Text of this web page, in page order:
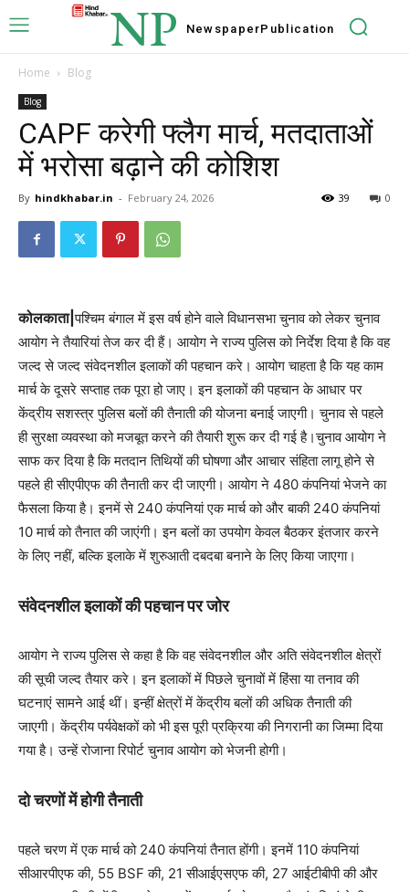
NP NewspaperPublication
Home Blog
Blog
CAPF करेगी फ्लैग मार्च, मतदाताओं
में भरोसा बढ़ाने की कोशिश
By hindkhabar.in - February 24, 2026 0
39
कोलकाता|पश्चिम बंगाल में इस वर्ष होने वाले विधानसभा चुनाव को लेकर चुनाव
आयोग ने तैयारियां तेज कर दी हैं। आयोग ने राज्य पुलिस को निर्देश दिया है कि वह
जल्द से जल्द संवेदनशील इलाकों की पहचान करे। आयोग चाहता है कि यह काम
मार्च के दूसरे सप्ताह तक पूरा हो जाए। इन इलाकों की पहचान के आधार पर
केंद्रीय सशस्त्र पुलिस बलों की तैनाती की योजना बनाई जाएगी। चुनाव से पहले
ही सुरक्षा व्यवस्था को मजबूत करने की तैयारी शुरू कर दी गई है।चुनाव आयोग ने
साफ कर दिया है कि मतदान तिथियों की घोषणा और आचार संहिता लागू होने से
पहले ही सीएपीएफ की तैनाती कर दी जाएगी। आयोग ने 480 कंपनियां भेजने का
फैसला किया है। इनमें से 240 कंपनियां एक मार्च को और बाकी 240 कंपनियां
10 मार्च को तैनात की जाएंगी। इन बलों का उपयोग केवल बैठकर इंतजार करने
के लिए नहीं, बल्कि इलाके में शुरुआती दबदबा बनाने के लिए किया जाएगा।
संवेदनशील इलाकों की पहचान पर जोर
आयोग ने राज्य पुलिस से कहा है कि वह संवेदनशील और अति संवेदनशील क्षेत्रों
की सूची जल्द तैयार करे। इन इलाकों में पिछले चुनावों में हिंसा या तनाव की
घटनाएं सामने आई थीं। इन्हीं क्षेत्रों में केंद्रीय बलों की अधिक तैनाती की
जाएगी। केंद्रीय पर्यवेक्षकों को भी इस पूरी प्रक्रिया की निगरानी का जिम्मा दिया
गया है। उन्हें रोजाना रिपोर्ट चुनाव आयोग को भेजनी होगी।
दो चरणों में होगी तैनाती
पहले चरण में एक मार्च को 240 कंपनियां तैनात होंगी। इनमें 110 कंपनियां
सीआरपीएफ की, 55 BSF की, 21 सीआईएसएफ की, 27 आईटीबीपी की और